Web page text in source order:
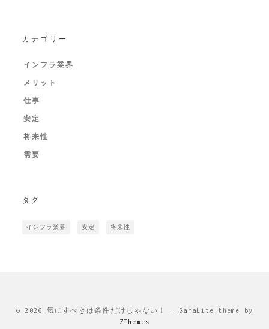
カテゴリー
インフラ業界
メリット
仕事
安定
将来性
需要
タグ
インフラ業界 安定 将来性
© 2026 気にすべきは条件だけじゃない！ – SaraLite theme by
ZThemes